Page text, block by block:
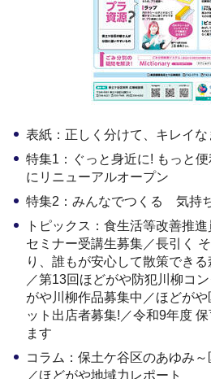
表紙：正しく分けて、キレイな
特集1：ぐっと身近に! もっと
にリニューアルオープン
特集2：みんなでつくる 気持
トピックス：食生活等改善推
セミナー受講生募集／長引く
り、誰もが安心して散策できる
／第13回ほどがや防犯川柳コ
がや川柳作品募集中／ほどが
ット出店者募集!／令和9年度
ます
コラム：保土ケ谷区のあゆみ
／ほどがや地域力レポート